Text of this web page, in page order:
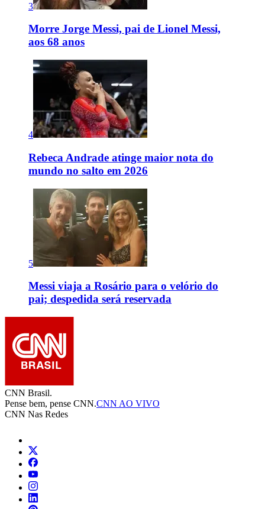
3
Morre Jorge Messi, pai de Lionel Messi,
aos 68 anos
4
Rebeca Andrade atinge maior nota do
mundo no salto em 2026
5
Messi viaja a Rosário para o velório do
pai; despedida será reservada
CNN Brasil.
Pense bem, pense CNN.CNN AO VIVO
CNN Nas Redes